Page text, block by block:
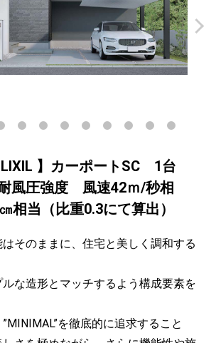
施工事例
商品一覧
保証について
ご利用ガイド
】カーポートSC 1台
圧強度 風速42ｍ/秒相
当（比重0.3にて算出）
そのままに、住宅と美しく調和する
な造形とマッチするよう構成要素を
を徹底的に追求すること